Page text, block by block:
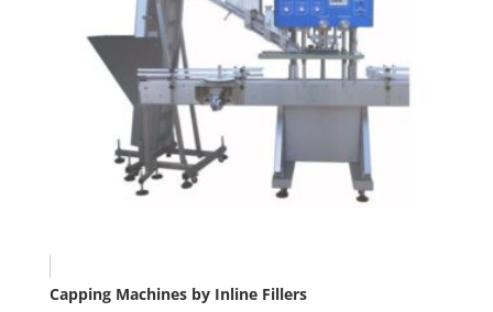
Capping Machines by Inline Fillers